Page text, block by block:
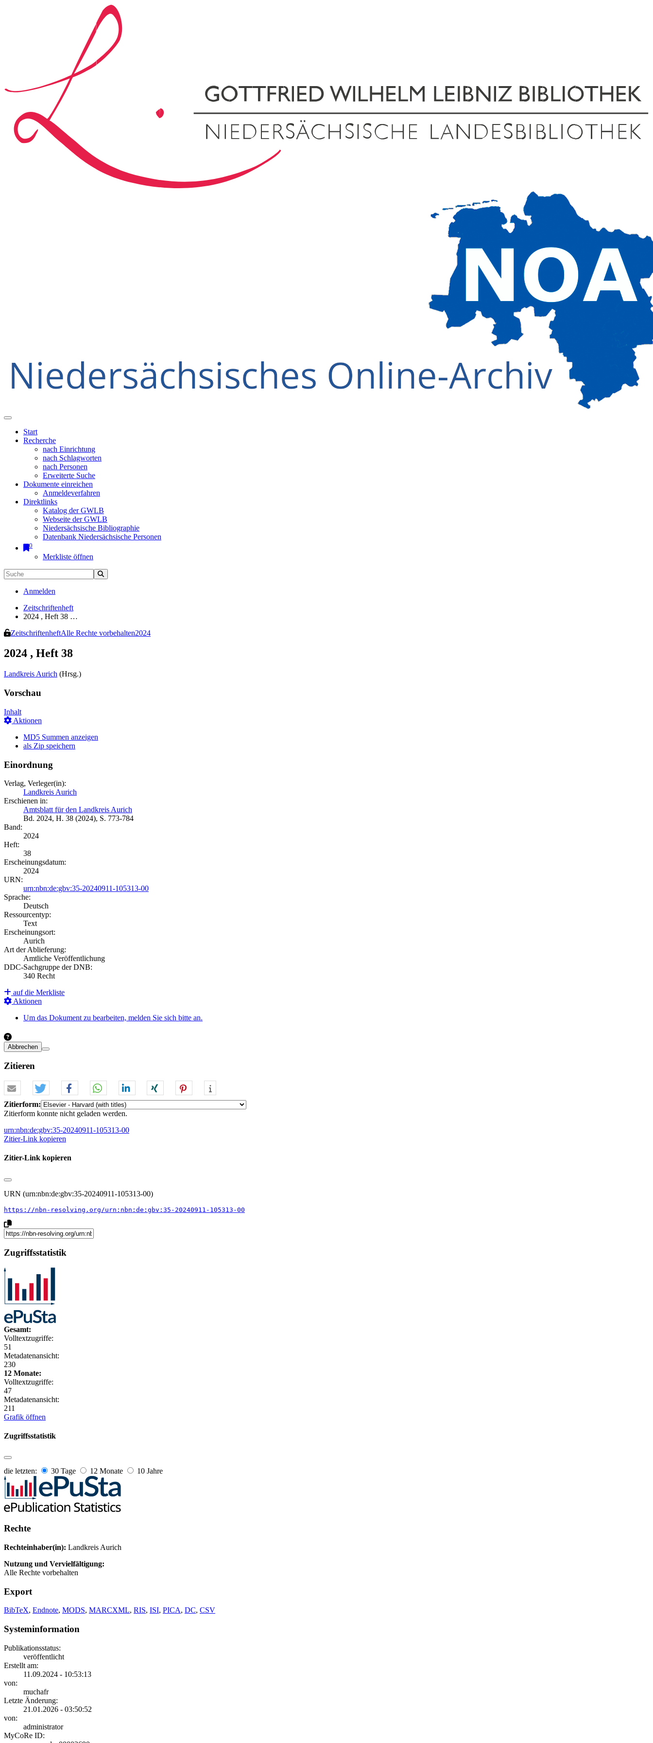
Start
Recherche
nach Einrichtung
nach Schlagworten
nach Personen
Erweiterte Suche
Dokumente einreichen
Anmeldeverfahren
Direktlinks
Katalog der GWLB
Webseite der GWLB
Niedersächsische Bibliographie
Datenbank Niedersächsische Personen
0
Merkliste öffnen
Anmelden
Zeitschriftenheft
2024 , Heft 38 …
ZeitschriftenheftAlle Rechte vorbehalten2024
2024 , Heft 38
Landkreis Aurich (Hrsg.)
Vorschau
Inhalt
Aktionen
MD5 Summen anzeigen
als Zip speichern
Einordnung
Verlag, Verleger(in):
Landkreis Aurich
Erschienen in:
Amtsblatt für den Landkreis Aurich
Bd. 2024, H. 38 (2024), S. 773-784
Band:
2024
Heft:
38
Erscheinungsdatum:
2024
URN:
urn:nbn:de:gbv:35-20240911-105313-00
Sprache:
Deutsch
Ressourcentyp:
Text
Erscheinungsort:
Aurich
Art der Ablieferung:
Amtliche Veröffentlichung
DDC-Sachgruppe der DNB:
340 Recht
auf die Merkliste
Aktionen
Um das Dokument zu bearbeiten, melden Sie sich bitte an.
Abbrechen
Zitieren
Zitierform:
Zitierform konnte nicht geladen werden.
urn:nbn:de:gbv:35-20240911-105313-00
Zitier-Link kopieren
Zitier-Link kopieren
URN (urn:nbn:de:gbv:35-20240911-105313-00)
https://nbn-resolving.org/urn:nbn:de:gbv:35-20240911-105313-00
Zugriffsstatistik
Gesamt:
Volltextzugriffe:
51
Metadatenansicht:
230
12 Monate:
Volltextzugriffe:
47
Metadatenansicht:
211
Grafik öffnen
Zugriffsstatistik
die letzten: 30 Tage 12 Monate 10 Jahre
Rechte
Rechteinhaber(in): Landkreis Aurich
Nutzung und Vervielfältigung:
Alle Rechte vorbehalten
Export
BibTeX, Endnote, MODS, MARCXML, RIS, ISI, PICA, DC, CSV
Systeminformation
Publikationsstatus:
veröffentlicht
Erstellt am:
11.09.2024 - 10:53:13
von:
muchafr
Letzte Änderung:
21.01.2026 - 03:50:52
von:
administrator
MyCoRe ID: